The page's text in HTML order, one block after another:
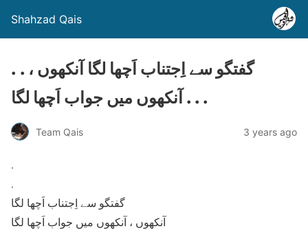
Shahzad Qais
. . گفتگو سے اِجتناب اَچھا لگا آنکھوں ،
آنکھوں میں جواب اَچھا لگا . . .
Team Qais 3 years ago
.
.
گفتگو سے اِجتناب اَچھا لگا
آنکھوں ، آنکھوں میں جواب اَچھا لگا